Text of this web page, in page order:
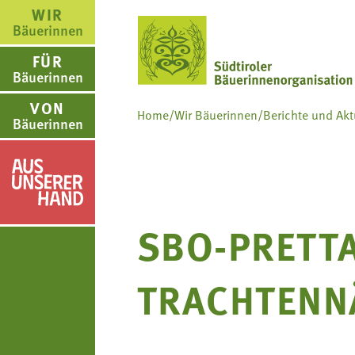
WIR
Bäuerinnen
Über uns
Bäuerin des Jahres
Landesbäuerinnenrat
FÜR
Bäuerinnen
Aus- und Weiterbildung
Reiseangebote
Lebensberatung
VON
Bäuerinnen
Rezepte
Bastelanleitungen
Gartentipps
Aus.unserer.Hand-
Termine
Schulprojekte
Home/Wir Bäuerinnen/Berichte und
SBO-